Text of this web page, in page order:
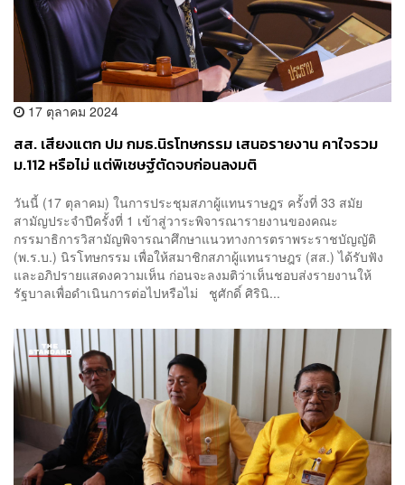
17 ตุลาคม 2024
สส. เสียงแตก ปม กมธ.นิรโทษกรรม เสนอรายงาน คาใจรวม
ม.112 หรือไม่ แต่พิเชษฐ์ตัดจบก่อนลงมติ
วันนี้ (17 ตุลาคม) ในการประชุมสภาผู้แทนราษฎร ครั้งที่ 33 สมัย
สามัญประจำปีครั้งที่ 1 เข้าสู่วาระพิจารณารายงานของคณะ
กรรมาธิการวิสามัญพิจารณาศึกษาแนวทางการตราพระราชบัญญัติ
(พ.ร.บ.) นิรโทษกรรม เพื่อให้สมาชิกสภาผู้แทนราษฎร (สส.) ได้รับฟัง
และอภิปรายแสดงความเห็น ก่อนจะลงมติว่าเห็นชอบส่งรายงานให้
รัฐบาลเพื่อดำเนินการต่อไปหรือไม่ ชูศักดิ์ ศิรินิ...